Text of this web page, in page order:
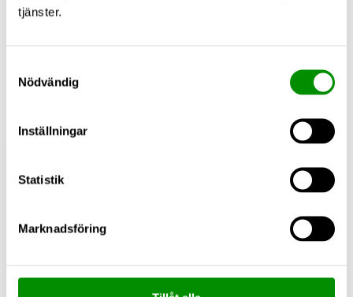
tjänster.
Nödvändig
Inställningar
Statistik
Marknadsföring
Styrelseledamot
Styrelseordförande